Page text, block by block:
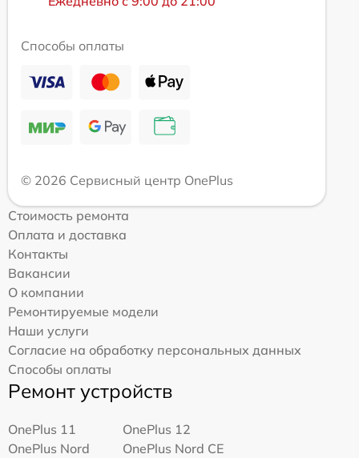
Способы оплаты
© 2026 Сервисный центр OnePlus
Стоимость ремонта
Оплата и доставка
Контакты
Вакансии
О компании
Ремонтируемые модели
Наши услуги
Согласие на обработку персональных данных
Способы оплаты
Ремонт устройств
OnePlus 11
OnePlus 12
OnePlus Nord
OnePlus Nord CE